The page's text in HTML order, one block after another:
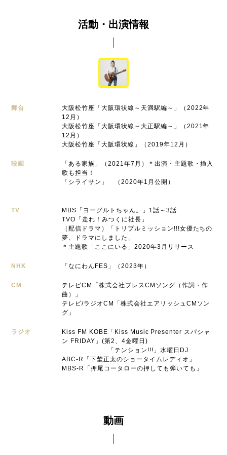
活動・出演情報
舞台
大阪松竹座「大阪環状線～天満駅編～」（2022年
12月）
大阪松竹座「大阪環状線～大正駅編～」（2021年
12月）
大阪松竹座「大阪環状線」（2019年12月）
映画
「ある家族」（2021年7月）＊出演・主題歌・挿入
歌も担当！
「シライサン」 （2020年1月公開）
TV
MBS「ヨーグルトちゃん。」1話～3話
TVO「走れ！みつくに社長」
（配信ドラマ）「トリプルミッション!!!女優たちの
夢、ドラマにしました」
＊主題歌「ここにいる」2020年3月リリース
NHK 「なにわんFES」（2023年）
CM
テレビCM「株式会社ブレスCMソング（作詞・作
曲）」
テレビ/ラジオCM「株式会社エアリッシュCMソン
グ」
ラジオ
Kiss FM KOBE「Kiss Music Presenter スパシャ
ン FRIDAY」(第2、4金曜日)
「テンション!!!」水曜日DJ
ABC-R「下埜正太のショータイムレディオ」
MBS-R「押尾コータローの押しても弾いても」
動画